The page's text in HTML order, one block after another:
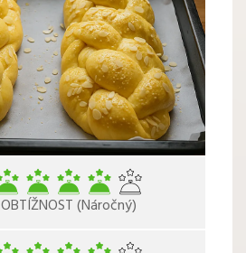
OBTÍŽNOST (Náročný)